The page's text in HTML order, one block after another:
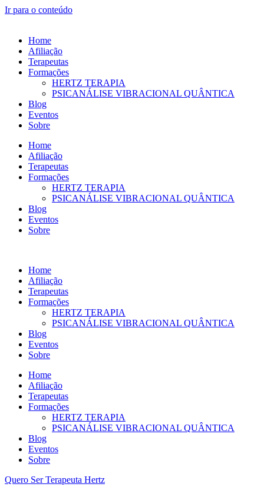
Ir para o conteúdo
Home
Afiliação
Terapeutas
Formações
HERTZ TERAPIA
PSICANÁLISE VIBRACIONAL QUÂNTICA
Blog
Eventos
Sobre
Home
Afiliação
Terapeutas
Formações
HERTZ TERAPIA
PSICANÁLISE VIBRACIONAL QUÂNTICA
Blog
Eventos
Sobre
Home
Afiliação
Terapeutas
Formações
HERTZ TERAPIA
PSICANÁLISE VIBRACIONAL QUÂNTICA
Blog
Eventos
Sobre
Home
Afiliação
Terapeutas
Formações
HERTZ TERAPIA
PSICANÁLISE VIBRACIONAL QUÂNTICA
Blog
Eventos
Sobre
Quero Ser Terapeuta Hertz